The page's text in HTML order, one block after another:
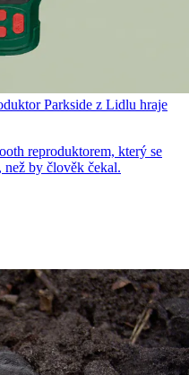
Parkside z Lidlu hraje
reproduktorem, který se
než by člověk čekal.